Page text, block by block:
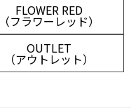
FLOWER RED
（フラワーレッド）
OUTLET
（アウトレット）